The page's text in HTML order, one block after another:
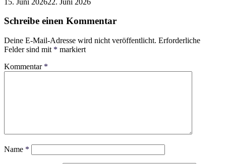
Schreibe einen Kommentar
Deine E-Mail-Adresse wird nicht veröffentlicht. Erforderliche
Felder sind mit * markiert
Kommentar *
Name *